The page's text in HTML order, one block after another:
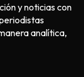
y noticias con
analítica,